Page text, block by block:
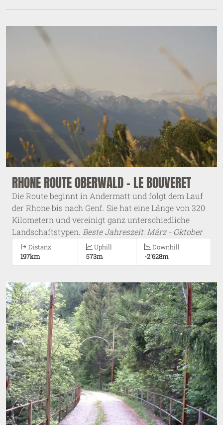
RHONE ROUTE OBERWALD - LE BOUVERET
Die Route beginnt in Andermatt und folgt dem Lauf
der Rhone bis nach Genf. Sie hat eine Länge von 320
Kilometern und vereinigt ganz unterschiedliche
Landschaftstypen. Beste Jahreszeit: März - Oktober
Distanz
197km
Uphill
573m
Downhill
-2'628m